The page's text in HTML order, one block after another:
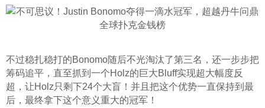
不过稳扎稳打的Bonomo随后不光淘汰了第三名，还一步步把
筹码追平，直至抓到一个Holz的巨大Bluff实现超大幅度反
超，让Holz只剩下24个大盲！并且把这个优势一直保持到最
后，最终拿下这个意义重大的冠军！